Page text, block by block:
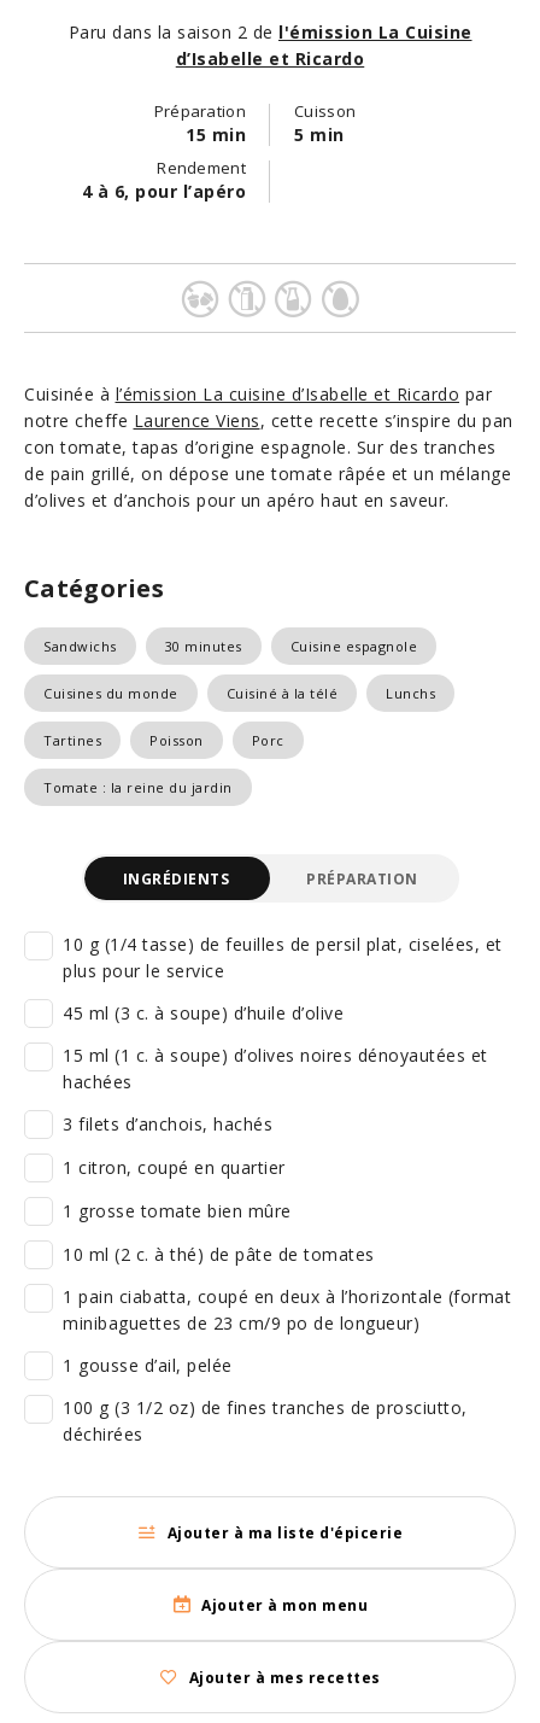
Paru dans la saison 2 de l'émission La Cuisine
d’Isabelle et Ricardo
Préparation
15 min
Cuisson
5 min
Rendement
4 à 6, pour l’apéro
Cuisinée à l’émission La cuisine d’Isabelle et Ricardo par
notre cheffe Laurence Viens, cette recette s’inspire du pan
con tomate, tapas d’origine espagnole. Sur des tranches
de pain grillé, on dépose une tomate râpée et un mélange
d’olives et d’anchois pour un apéro haut en saveur.
Catégories
Sandwichs 30 minutes Cuisine espagnole
Cuisines du monde Cuisiné à la télé Lunchs
Tartines Poisson Porc
Tomate : la reine du jardin
INGRÉDIENTS PRÉPARATION
10 g (1/4 tasse) de feuilles de persil plat, ciselées, et
plus pour le service
45 ml (3 c. à soupe) d’huile d’olive
15 ml (1 c. à soupe) d’olives noires dénoyautées et
hachées
3 filets d’anchois, hachés
1 citron, coupé en quartier
1 grosse tomate bien mûre
10 ml (2 c. à thé) de pâte de tomates
1 pain ciabatta, coupé en deux à l’horizontale (format
minibaguettes de 23 cm/9 po de longueur)
1 gousse d’ail, pelée
100 g (3 1/2 oz) de fines tranches de prosciutto,
déchirées
Ajouter à ma liste d'épicerie
Ajouter à mon menu
Ajouter à mes recettes